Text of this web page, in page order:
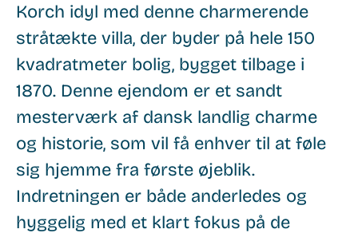
Korch idyl med denne charmerende
stråtækte villa, der byder på hele 150
kvadratmeter bolig, bygget tilbage i
1870. Denne ejendom er et sandt
mesterværk af dansk landlig charme
og historie, som vil få enhver til at føle
sig hjemme fra første øjeblik.
Indretningen er både anderledes og
hyggelig med et klart fokus på de